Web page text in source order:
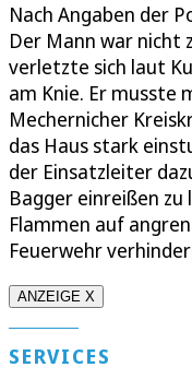
Nach Angaben der
Der Mann war nicht
verletzte sich laut
am Knie. Er musste
Mechernicher
das Haus stark
der Einsatzleiter
Bagger einreißen zu
Flammen auf
Feuerwehr
ANZEIGE X
SERVICES